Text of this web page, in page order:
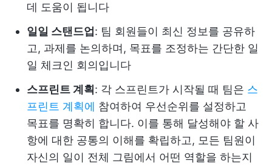
데 도움이 됩니다
일일 스탠드업 : 팀 회원들이 최신 정보를 공유하
고, 과제를 논의하며, 목표를 조정하는 간단한 일
일 체크인 회의입니다
스프린트 계획 : 각 스프린트가 시작될 때 팀은 스
프린트 계획에 참여하여 우선순위를 설정하고
목표를 명확히 합니다. 이를 통해 달성해야 할 사
항에 대한 공통의 이해를 확립하고, 모든 팀원이
자신의 일이 전체 그림에서 어떤 역할을 하는지